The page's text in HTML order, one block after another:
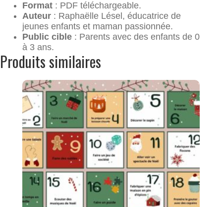
Format : PDF téléchargeable.
Auteur : Raphaëlle Lésel, éducatrice de
jeunes enfants et maman passionnée.
Public cible : Parents avec des enfants de 0
à 3 ans.
Produits similaires